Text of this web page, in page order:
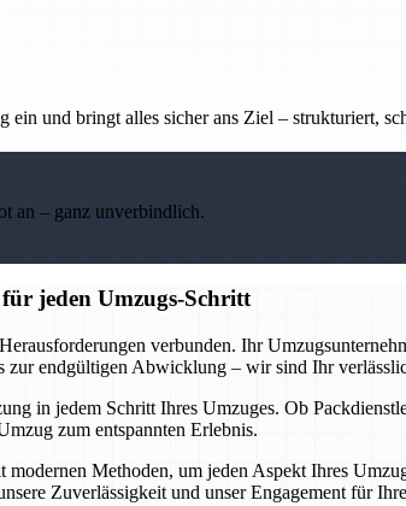
und bringt alles sicher ans Ziel – strukturiert,
an – ganz unverbindlich.
jeden Umzugs-Schritt
verbunden. Ihr
endgültigen Abwicklung – wir sind Ihr
in jedem Schritt Ihres Umzuges. Ob
zum entspannten Erlebnis.
Methoden, um jeden Aspekt Ihres
Zuverlässigkeit und unser Engagement für